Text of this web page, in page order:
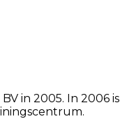
in 2005. In 2006